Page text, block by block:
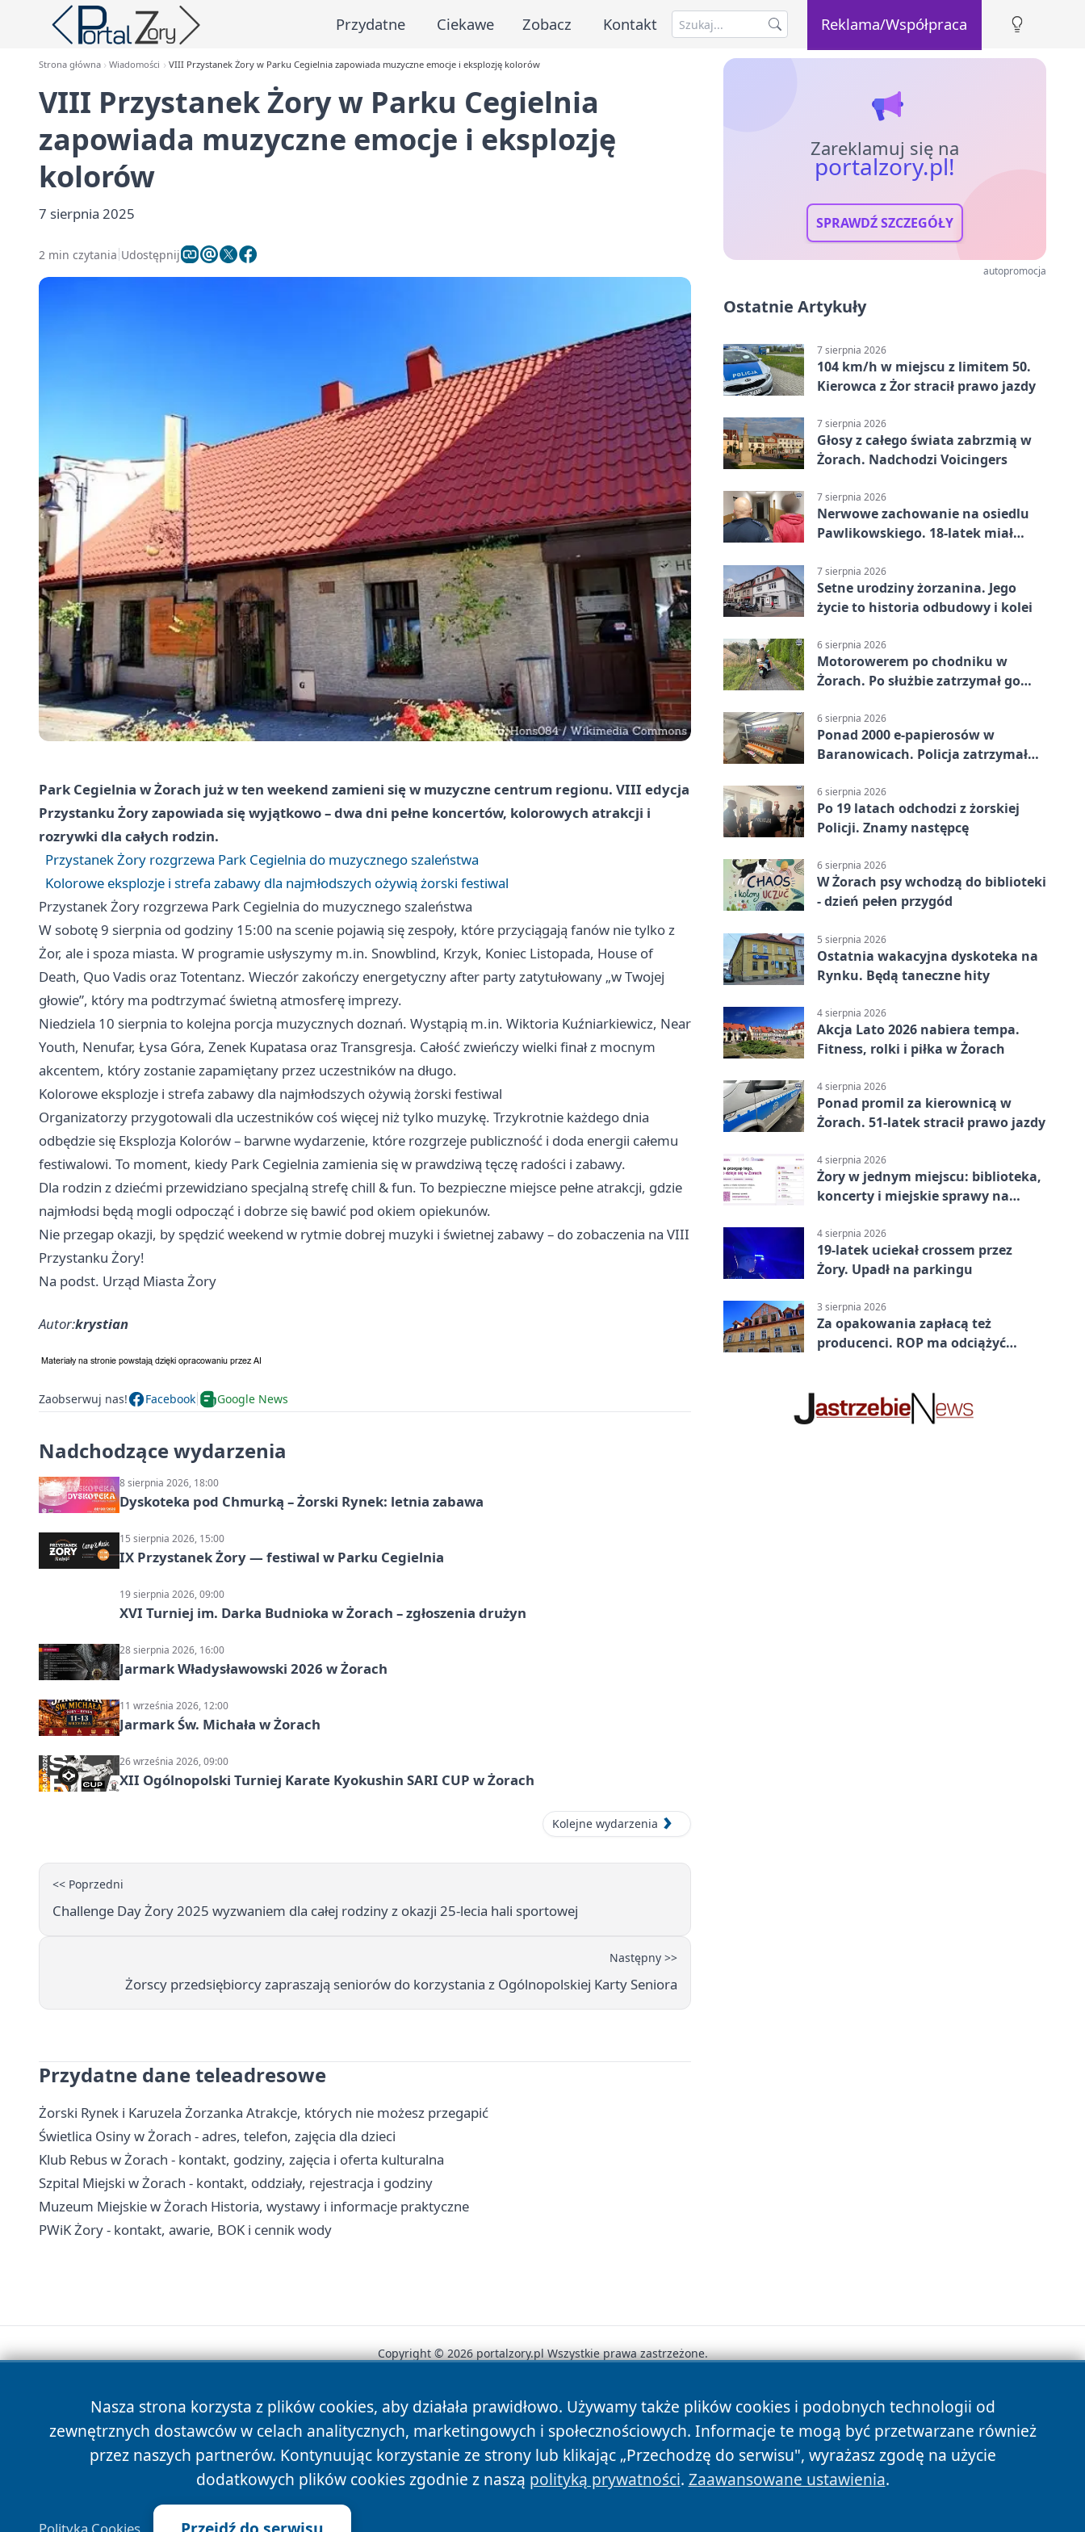
Przydatne Ciekawe Zobacz Kontakt Reklama/Współpraca
Strona główna Wiadomości VIII Przystanek Żory w Parku Cegielnia zapowiada muzyczne emocje i eksplozję kolorów
VIII Przystanek Żory w Parku Cegielnia
zapowiada muzyczne emocje i eksplozję
kolorów
7 sierpnia 2025
2 min czytania Udostępnij
Park Cegielnia w Żorach już w ten weekend zamieni się w muzyczne centrum regionu. VIII edycja
Przystanku Żory zapowiada się wyjątkowo – dwa dni pełne koncertów, kolorowych atrakcji i
rozrywki dla całych rodzin.
Przystanek Żory rozgrzewa Park Cegielnia do muzycznego szaleństwa
Kolorowe eksplozje i strefa zabawy dla najmłodszych ożywią żorski festiwal
Przystanek Żory rozgrzewa Park Cegielnia do muzycznego szaleństwa
W sobotę 9 sierpnia od godziny 15:00 na scenie pojawią się zespoły, które przyciągają fanów nie tylko z
Żor, ale i spoza miasta. W programie usłyszymy m.in. Snowblind, Krzyk, Koniec Listopada, House of
Death, Quo Vadis oraz Totentanz. Wieczór zakończy energetyczny after party zatytułowany „w Twojej
głowie”, który ma podtrzymać świetną atmosferę imprezy.
Niedziela 10 sierpnia to kolejna porcja muzycznych doznań. Wystąpią m.in. Wiktoria Kuźniarkiewicz, Near
Youth, Nenufar, Łysa Góra, Zenek Kupatasa oraz Transgresja. Całość zwieńczy wielki finał z mocnym
akcentem, który zostanie zapamiętany przez uczestników na długo.
Kolorowe eksplozje i strefa zabawy dla najmłodszych ożywią żorski festiwal
Organizatorzy przygotowali dla uczestników coś więcej niż tylko muzykę. Trzykrotnie każdego dnia
odbędzie się Eksplozja Kolorów – barwne wydarzenie, które rozgrzeje publiczność i doda energii całemu
festiwalowi. To moment, kiedy Park Cegielnia zamienia się w prawdziwą tęczę radości i zabawy.
Dla rodzin z dziećmi przewidziano specjalną strefę chill & fun. To bezpieczne miejsce pełne atrakcji, gdzie
najmłodsi będą mogli odpocząć i dobrze się bawić pod okiem opiekunów.
Nie przegap okazji, by spędzić weekend w rytmie dobrej muzyki i świetnej zabawy – do zobaczenia na VIII
Przystanku Żory!
Na podst. Urząd Miasta Żory
Autor:krystian
Zaobserwuj nas! Facebook Google News
Nadchodzące wydarzenia
8 sierpnia 2026, 18:00
Dyskoteka pod Chmurką – Żorski Rynek: letnia zabawa
15 sierpnia 2026, 15:00
IX Przystanek Żory — festiwal w Parku Cegielnia
19 sierpnia 2026, 09:00
XVI Turniej im. Darka Budnioka w Żorach – zgłoszenia drużyn
28 sierpnia 2026, 16:00
Jarmark Władysławowski 2026 w Żorach
11 września 2026, 12:00
Jarmark Św. Michała w Żorach
26 września 2026, 09:00
XII Ogólnopolski Turniej Karate Kyokushin SARI CUP w Żorach
Kolejne wydarzenia
<< Poprzedni
Challenge Day Żory 2025 wyzwaniem dla całej rodziny z okazji 25-lecia hali sportowej
Następny >>
Żorscy przedsiębiorcy zapraszają seniorów do korzystania z Ogólnopolskiej Karty Seniora
Przydatne dane teleadresowe
Żorski Rynek i Karuzela Żorzanka Atrakcje, których nie możesz przegapić
Świetlica Osiny w Żorach - adres, telefon, zajęcia dla dzieci
Klub Rebus w Żorach - kontakt, godziny, zajęcia i oferta kulturalna
Szpital Miejski w Żorach - kontakt, oddziały, rejestracja i godziny
Muzeum Miejskie w Żorach Historia, wystawy i informacje praktyczne
PWiK Żory - kontakt, awarie, BOK i cennik wody
Zareklamuj się na
portalzory.pl!
SPRAWDŹ SZCZEGÓŁY
autopromocja
Ostatnie Artykuły
7 sierpnia 2026
104 km/h w miejscu z limitem 50.
Kierowca z Żor stracił prawo jazdy
7 sierpnia 2026
Głosy z całego świata zabrzmią w
Żorach. Nadchodzi Voicingers
7 sierpnia 2026
Nerwowe zachowanie na osiedlu
Pawlikowskiego. 18-latek miał
7 sierpnia 2026
Setne urodziny żorzanina. Jego
życie to historia odbudowy i kolei
6 sierpnia 2026
Motorowerem po chodniku w
Żorach. Po służbie zatrzymał go
6 sierpnia 2026
Ponad 2000 e-papierosów w
Baranowicach. Policja zatrzymała
6 sierpnia 2026
Po 19 latach odchodzi z żorskiej
Policji. Znamy następcę
6 sierpnia 2026
W Żorach psy wchodzą do biblioteki
- dzień pełen przygód
5 sierpnia 2026
Ostatnia wakacyjna dyskoteka na
Rynku. Będą taneczne hity
4 sierpnia 2026
Akcja Lato 2026 nabiera tempa.
Fitness, rolki i piłka w Żorach
4 sierpnia 2026
Ponad promil za kierownicą w
Żorach. 51-latek stracił prawo jazdy
4 sierpnia 2026
Żory w jednym miejscu: biblioteka,
koncerty i miejskie sprawy na
4 sierpnia 2026
19-latek uciekał crossem przez
Żory. Upadł na parkingu
3 sierpnia 2026
Za opakowania zapłacą też
producenci. ROP ma odciążyć
Nasza strona korzysta z plików cookies, aby działała prawidłowo. Używamy także plików cookies i podobnych technologii od
zewnętrznych dostawców w celach analitycznych, marketingowych i społecznościowych. Informacje te mogą być przetwarzane również
przez naszych partnerów. Kontynuując korzystanie ze strony lub klikając „Przechodzę do serwisu", wyrażasz zgodę na użycie
dodatkowych plików cookies zgodnie z naszą polityką prywatności. Zaawansowane ustawienia.
Polityka Cookies
Copyright © 2026 portalzory.pl Wszystkie prawa zastrzeżone.
News Autorzy Polityka Prywatności Polityka Cookies